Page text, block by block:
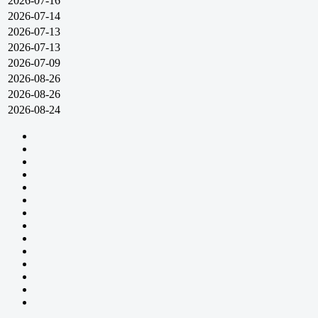
2026-07-14
2026-07-13
2026-07-13
2026-07-09
2026-08-26
2026-08-26
2026-08-24